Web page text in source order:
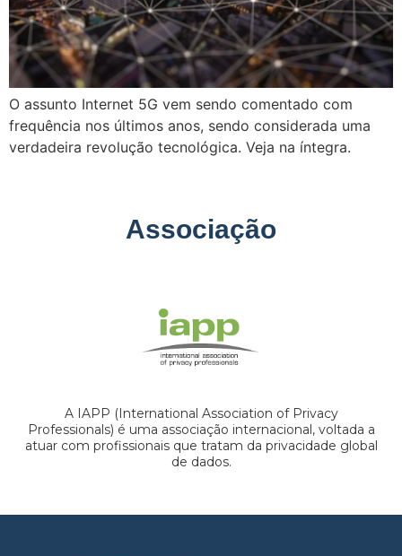
O assunto Internet 5G vem sendo comentado com
frequência nos últimos anos, sendo considerada uma
verdadeira revolução tecnológica. Veja na íntegra.
Associação
A IAPP (International Association of Privacy
Professionals) é uma associação internacional, voltada a
atuar com profissionais que tratam da privacidade global
de dados.